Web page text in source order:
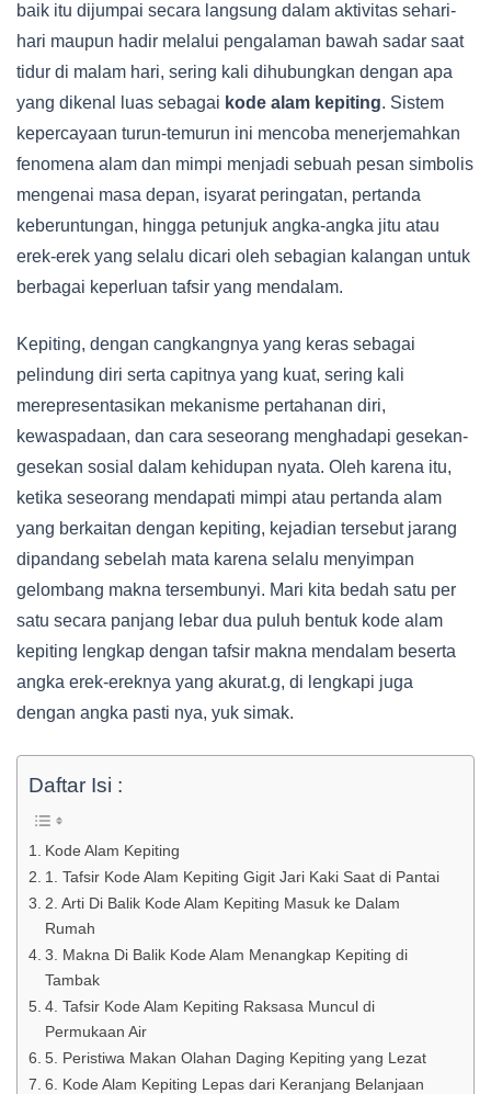
baik itu dijumpai secara langsung dalam aktivitas sehari-
hari maupun hadir melalui pengalaman bawah sadar saat
tidur di malam hari, sering kali dihubungkan dengan apa
yang dikenal luas sebagai kode alam kepiting. Sistem
kepercayaan turun-temurun ini mencoba menerjemahkan
fenomena alam dan mimpi menjadi sebuah pesan simbolis
mengenai masa depan, isyarat peringatan, pertanda
keberuntungan, hingga petunjuk angka-angka jitu atau
erek-erek yang selalu dicari oleh sebagian kalangan untuk
berbagai keperluan tafsir yang mendalam.
Kepiting, dengan cangkangnya yang keras sebagai
pelindung diri serta capitnya yang kuat, sering kali
merepresentasikan mekanisme pertahanan diri,
kewaspadaan, dan cara seseorang menghadapi gesekan-
gesekan sosial dalam kehidupan nyata. Oleh karena itu,
ketika seseorang mendapati mimpi atau pertanda alam
yang berkaitan dengan kepiting, kejadian tersebut jarang
dipandang sebelah mata karena selalu menyimpan
gelombang makna tersembunyi. Mari kita bedah satu per
satu secara panjang lebar dua puluh bentuk kode alam
kepiting lengkap dengan tafsir makna mendalam beserta
angka erek-ereknya yang akurat.g, di lengkapi juga
dengan angka pasti nya, yuk simak.
Daftar Isi :
Kode Alam Kepiting
1. Tafsir Kode Alam Kepiting Gigit Jari Kaki Saat di Pantai
2. Arti Di Balik Kode Alam Kepiting Masuk ke Dalam
Rumah
3. Makna Di Balik Kode Alam Menangkap Kepiting di
Tambak
4. Tafsir Kode Alam Kepiting Raksasa Muncul di
Permukaan Air
5. Peristiwa Makan Olahan Daging Kepiting yang Lezat
6. Kode Alam Kepiting Lepas dari Keranjang Belanjaan